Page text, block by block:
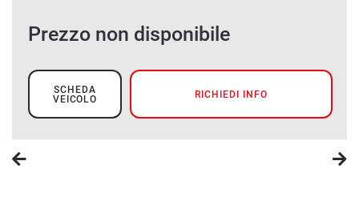
Prezzo non disponibile
SCHEDA
VEICOLO
RICHIEDI INFO